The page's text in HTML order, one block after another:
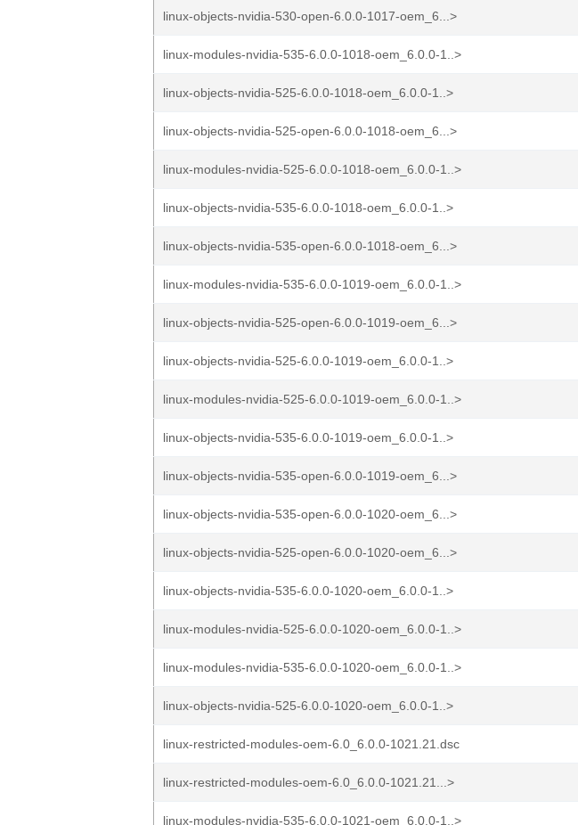
linux-objects-nvidia-530-open-6.0.0-1017-oem_6...>
linux-modules-nvidia-535-6.0.0-1018-oem_6.0.0-1..>
linux-objects-nvidia-525-6.0.0-1018-oem_6.0.0-1..>
linux-objects-nvidia-525-open-6.0.0-1018-oem_6...>
linux-modules-nvidia-525-6.0.0-1018-oem_6.0.0-1..>
linux-objects-nvidia-535-6.0.0-1018-oem_6.0.0-1..>
linux-objects-nvidia-535-open-6.0.0-1018-oem_6...>
linux-modules-nvidia-535-6.0.0-1019-oem_6.0.0-1..>
linux-objects-nvidia-525-open-6.0.0-1019-oem_6...>
linux-objects-nvidia-525-6.0.0-1019-oem_6.0.0-1..>
linux-modules-nvidia-525-6.0.0-1019-oem_6.0.0-1..>
linux-objects-nvidia-535-6.0.0-1019-oem_6.0.0-1..>
linux-objects-nvidia-535-open-6.0.0-1019-oem_6...>
linux-objects-nvidia-535-open-6.0.0-1020-oem_6...>
linux-objects-nvidia-525-open-6.0.0-1020-oem_6...>
linux-objects-nvidia-535-6.0.0-1020-oem_6.0.0-1..>
linux-modules-nvidia-525-6.0.0-1020-oem_6.0.0-1..>
linux-modules-nvidia-535-6.0.0-1020-oem_6.0.0-1..>
linux-objects-nvidia-525-6.0.0-1020-oem_6.0.0-1..>
linux-restricted-modules-oem-6.0_6.0.0-1021.21.dsc
linux-restricted-modules-oem-6.0_6.0.0-1021.21...>
linux-modules-nvidia-535-6.0.0-1021-oem_6.0.0-1..>